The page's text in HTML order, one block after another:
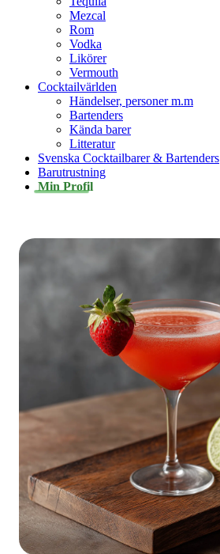
Mezcal
Rom
Vodka
Likörer
Vermouth
Cocktailvärlden
Händelser, personer m.m
Bartenders
Kända barer
Litteratur
Svenska Cocktailbarer & Bartenders
Barutrustning
Min Profil